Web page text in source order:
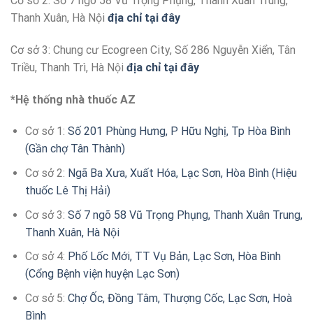
Thanh Xuân, Hà Nội địa chỉ tại đây
Cơ sở 3: Chung cư Ecogreen City, Số 286 Nguyễn Xiển, Tân
Triều, Thanh Trì, Hà Nội địa chỉ tại đây
*Hệ thống nhà thuốc AZ
Cơ sở 1: Số 201 Phùng Hưng, P Hữu Nghị, Tp Hòa Bình
(Gần chợ Tân Thành)
Cơ sở 2: Ngã Ba Xưa, Xuất Hóa, Lạc Sơn, Hòa Bình (Hiệu
thuốc Lê Thị Hải)
Cơ sở 3: Số 7 ngõ 58 Vũ Trọng Phụng, Thanh Xuân Trung,
Thanh Xuân, Hà Nội
Cơ sở 4: Phố Lốc Mới, TT Vụ Bản, Lạc Sơn, Hòa Bình
(Cổng Bệnh viện huyện Lạc Sơn)
Cơ sở 5: Chợ Ốc, Đồng Tâm, Thượng Cốc, Lạc Sơn, Hoà
Bình